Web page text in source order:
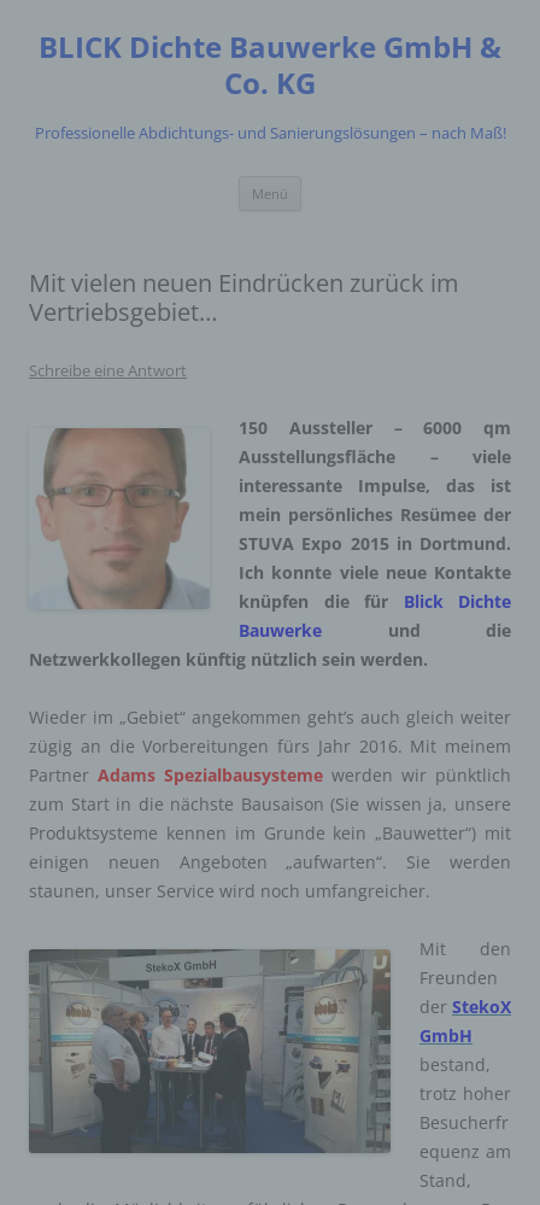
springen
BLICK Dichte Bauwerke GmbH &
Co. KG
Professionelle Abdichtungs- und Sanierungslösungen – nach Maß!
Menü
Mit vielen neuen Eindrücken zurück im
Vertriebsgebiet…
Schreibe eine Antwort
150 Aussteller – 6000 qm
Ausstellungsfläche – viele
interessante Impulse, das ist
mein persönliches Resümee der
STUVA Expo 2015 in Dortmund.
Ich konnte viele neue Kontakte
knüpfen die für Blick Dichte
Bauwerke und die
Netzwerkkollegen künftig nützlich sein werden.
Wieder im „Gebiet“ angekommen geht’s auch gleich weiter
zügig an die Vorbereitungen fürs Jahr 2016. Mit meinem
Partner Adams Spezialbausysteme werden wir pünktlich
zum Start in die nächste Bausaison (Sie wissen ja, unsere
Produktsysteme kennen im Grunde kein „Bauwetter“) mit
einigen neuen Angeboten „aufwarten“. Sie werden
staunen, unser Service wird noch umfangreicher.
Mit den
Freunden
der StekoX
GmbH
bestand,
trotz hoher
Besucherfr
equenz am
Stand,